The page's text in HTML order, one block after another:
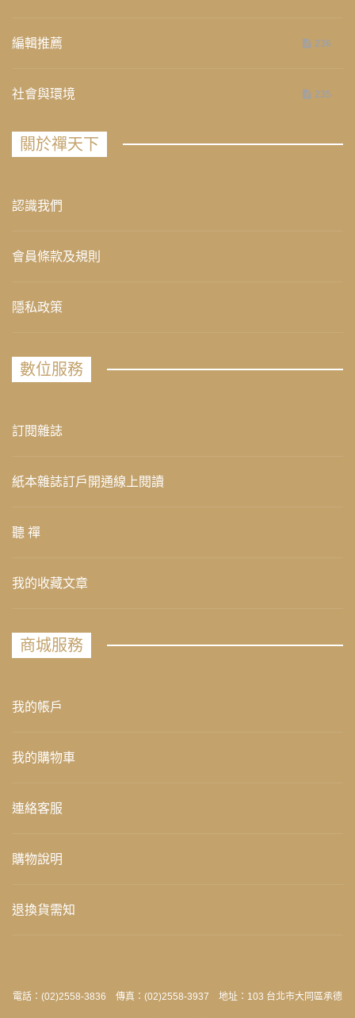
編輯推薦 236
社會與環境 235
關於禪天下
認識我們
會員條款及規則
隱私政策
數位服務
訂閱雜誌
紙本雜誌訂戶開通線上閱讀
聽 禪
我的收藏文章
商城服務
我的帳戶
我的購物車
連絡客服
購物說明
退換貨需知
電話：(02)2558-3836 傳真：(02)2558-3937 地址：103 台北市大同區承德